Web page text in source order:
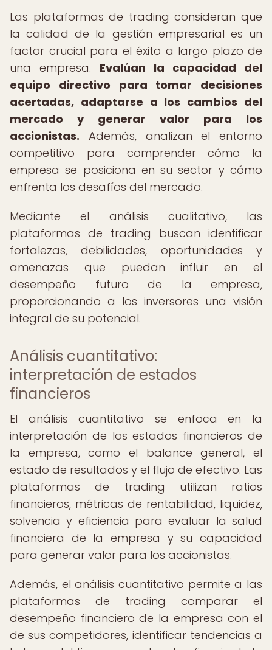
Las plataformas de trading consideran que
la calidad de la gestión empresarial es un
factor crucial para el éxito a largo plazo de
una empresa. Evalúan la capacidad del
equipo directivo para tomar decisiones
acertadas, adaptarse a los cambios del
mercado y generar valor para los
accionistas. Además, analizan el entorno
competitivo para comprender cómo la
empresa se posiciona en su sector y cómo
enfrenta los desafíos del mercado.
Mediante el análisis cualitativo, las
plataformas de trading buscan identificar
fortalezas, debilidades, oportunidades y
amenazas que puedan influir en el
desempeño futuro de la empresa,
proporcionando a los inversores una visión
integral de su potencial.
Análisis cuantitativo:
interpretación de estados
financieros
El análisis cuantitativo se enfoca en la
interpretación de los estados financieros de
la empresa, como el balance general, el
estado de resultados y el flujo de efectivo. Las
plataformas de trading utilizan ratios
financieros, métricas de rentabilidad, liquidez,
solvencia y eficiencia para evaluar la salud
financiera de la empresa y su capacidad
para generar valor para los accionistas.
Además, el análisis cuantitativo permite a las
plataformas de trading comparar el
desempeño financiero de la empresa con el
de sus competidores, identificar tendencias a